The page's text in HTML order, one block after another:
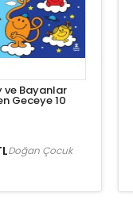
ve Bayanlar
Geceye 10
Doğan Çocuk